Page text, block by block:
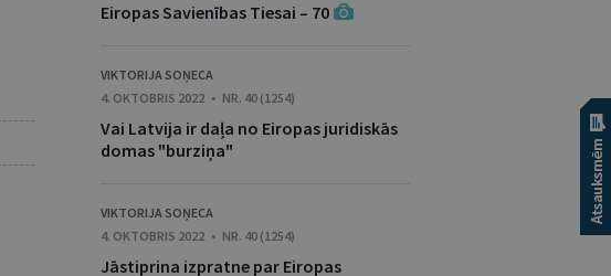
Eiropas Savienības Tiesai – 70
VIKTORIJA SOŅECA
4. OKTOBRIS 2022 • NR. 40 (1254)
Vai Latvija ir daļa no Eiropas juridiskās
domas "burziņa"
VIKTORIJA SOŅECA
4. OKTOBRIS 2022 • NR. 40 (1254)
Jāstiprina izpratne par Eiropas